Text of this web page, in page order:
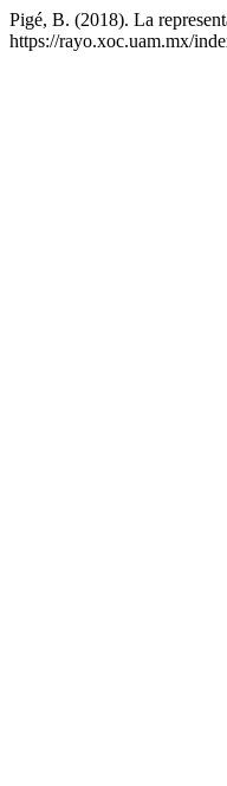
Pigé, B. (2018). La
https://rayo.xoc.uam.mx/